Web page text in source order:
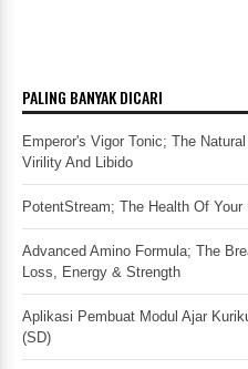
PALING BANYAK DICARI
Emperor's Vigor Tonic; The
Virility And Libido
PotentStream; The Health Of Your
Advanced Amino Formula; The
Loss, Energy & Strength
Aplikasi Pembuat Modul Ajar
(SD)